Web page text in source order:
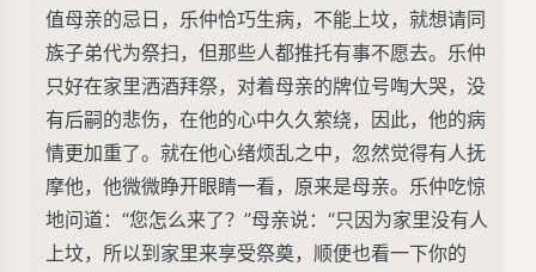
值母亲的忌日，乐仲恰巧生病，不能上坟，就想请同
族子弟代为祭扫，但那些人都推托有事不愿去。乐仲
只好在家里洒酒拜祭，对着母亲的牌位号啕大哭，没
有后嗣的悲伤，在他的心中久久萦绕，因此，他的病
情更加重了。就在他心绪烦乱之中，忽然觉得有人抚
摩他，他微微睁开眼睛一看，原来是母亲。乐仲吃惊
地问道：“您怎么来了？”母亲说：“只因为家里没有人
上坟，所以到家里来享受祭奠，顺便也看一下你的